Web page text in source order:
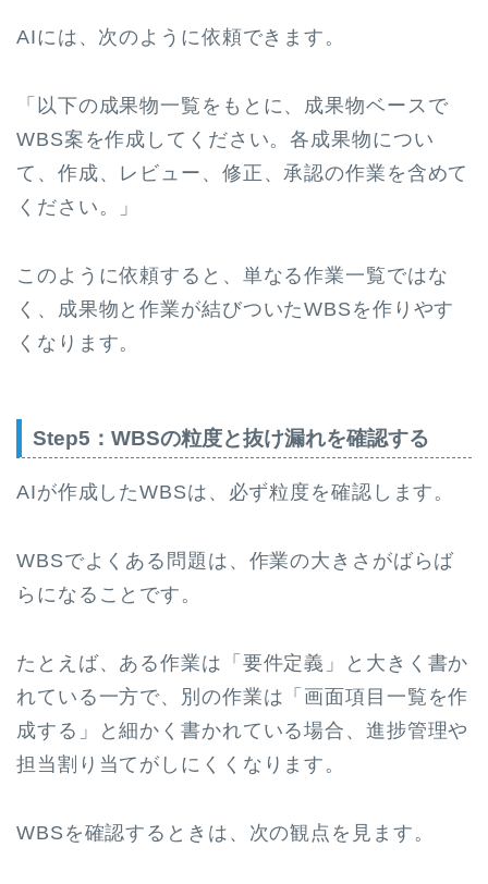
AIには、次のように依頼できます。
「以下の成果物一覧をもとに、成果物ベースで
WBS案を作成してください。各成果物につい
て、作成、レビュー、修正、承認の作業を含めて
ください。」
このように依頼すると、単なる作業一覧ではな
く、成果物と作業が結びついたWBSを作りやす
くなります。
Step5：WBSの粒度と抜け漏れを確認する
AIが作成したWBSは、必ず粒度を確認します。
WBSでよくある問題は、作業の大きさがばらば
らになることです。
たとえば、ある作業は「要件定義」と大きく書か
れている一方で、別の作業は「画面項目一覧を作
成する」と細かく書かれている場合、進捗管理や
担当割り当てがしにくくなります。
WBSを確認するときは、次の観点を見ます。